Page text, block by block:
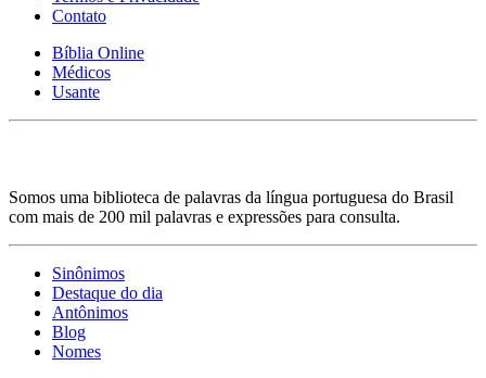
Contato
Bíblia Online
Médicos
Usante
Somos uma biblioteca de palavras da língua portuguesa do Brasil
com mais de 200 mil palavras e expressões para consulta.
Sinônimos
Destaque do dia
Antônimos
Blog
Nomes